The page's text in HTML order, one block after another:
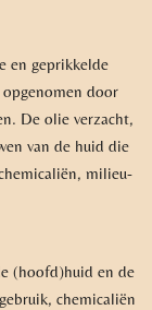
en geprikkelde
door
De olie verzacht,
van de huid die
milieu-
(hoofd)huid en de
chemicaliën